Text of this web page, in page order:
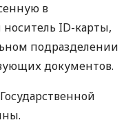
в
ID-карты,
подразделении
документов.